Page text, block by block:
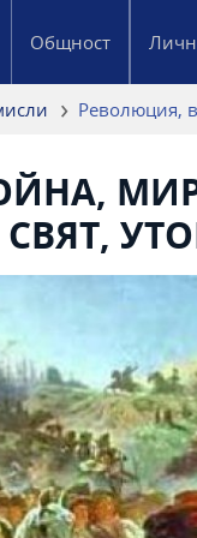
Общност
Революция,